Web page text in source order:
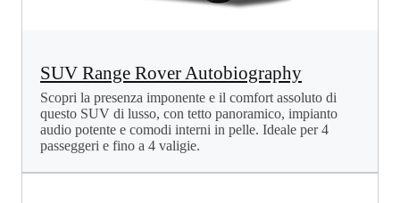
SUV Range Rover Autobiography
Scopri la presenza imponente e il comfort assoluto di
questo SUV di lusso, con tetto panoramico, impianto
audio potente e comodi interni in pelle. Ideale per 4
passeggeri e fino a 4 valigie.